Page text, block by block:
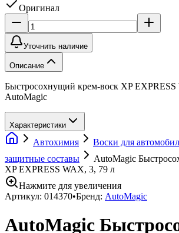
Оригинал
Уточнить наличие
Описание
Быстросохнущий крем-воск XP EXPRESS
AutoMagic
Характеристики
Автохимия Воски для
защитные составы
AutoMagic
XP EXPRESS WAX, 3, 79 л
Нажмите для увеличения
Артикул: 014370•Бренд: AutoMagic
AutoMagic